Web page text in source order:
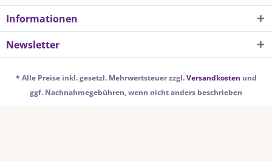
Informationen
Newsletter
* Alle Preise inkl. gesetzl. Mehrwertsteuer zzgl.Versandkosten und
ggf. Nachnahmegebühren, wenn nicht anders beschrieben